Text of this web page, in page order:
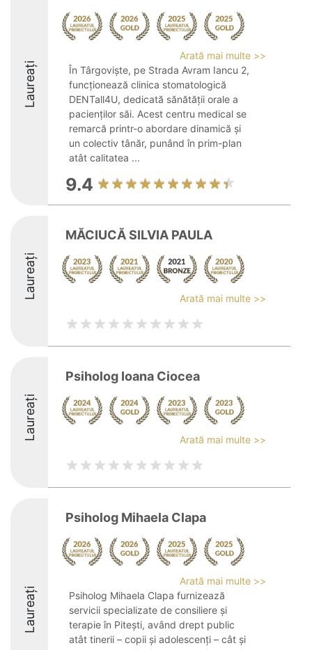
Laureați
Arată mai multe >>
În Târgoviște, pe Strada Avram Iancu 2,
funcționează clinica stomatologică
DENTall4U, dedicată sănătății orale a
pacienților săi. Acest centru medical se
remarcă printr-o abordare dinamică și
un colectiv tânăr, punând în prim-plan
atât calitatea ...
9.4
Laureați
MĂCIUCĂ SILVIA PAULA
Arată mai multe >>
Laureați
Psiholog Ioana Ciocea
Arată mai multe >>
Laureați
Psiholog Mihaela Clapa
Arată mai multe >>
Psiholog Mihaela Clapa furnizează
servicii specializate de consiliere și
terapie în Pitești, având drept public
atât tinerii – copii și adolescenți – cât și